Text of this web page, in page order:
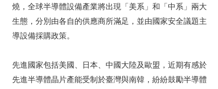
燒，全球半導體設備產業將出現「美系」和「中系」兩大
生態，分別由各自的供應商所滿足，並由國家安全議題主
導設備採購政策。
先進國家包括美國、日本、中國大陸及歐盟，近期有感於
先進半導體晶片產能受制於臺灣與南韓，紛紛鼓勵半導體